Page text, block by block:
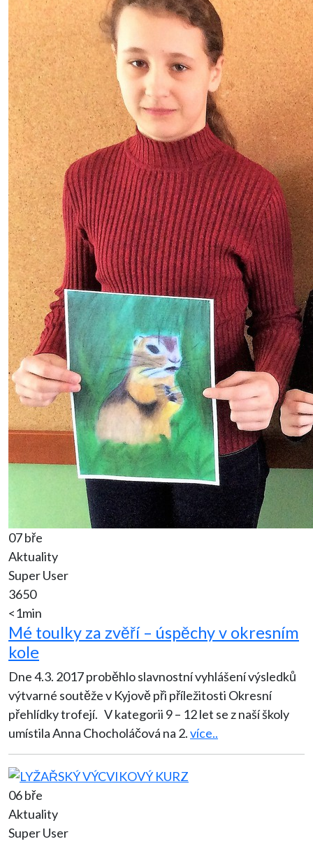
07 bře
Aktuality
Super User
3650
<1min
Mé toulky za zvěří – úspěchy v okresním
kole
Dne 4.3. 2017 proběhlo slavnostní vyhlášení výsledků
výtvarné soutěže v Kyjově při příležitosti Okresní
přehlídky trofejí. V kategorii 9 – 12 let se z naší školy
umístila Anna Chocholáčová na 2.více..
06 bře
Aktuality
Super User